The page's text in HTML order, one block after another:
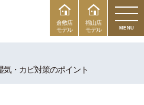
福山店
モデル
倉敷店
モデル
MENU
・カビ対策のポイント